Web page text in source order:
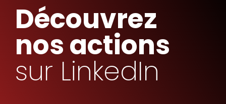
Découvrez
nos actions
sur LinkedIn